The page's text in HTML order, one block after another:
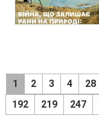
1 2 3 4 28
192
219 247